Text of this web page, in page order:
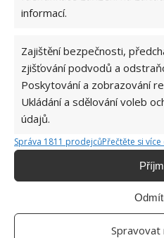
informací.
Zajištění bezpečnosti,
zjišťování podvodů a
Poskytování a zobrazování
Ukládání a sdělování voleb
údajů.
Správa 1811 prodejcůPřečtěte si
Spravovat
Jitrocel
ledviny a plíce. Díky
přikládat na puchýře,
Fotografie: Pixabay